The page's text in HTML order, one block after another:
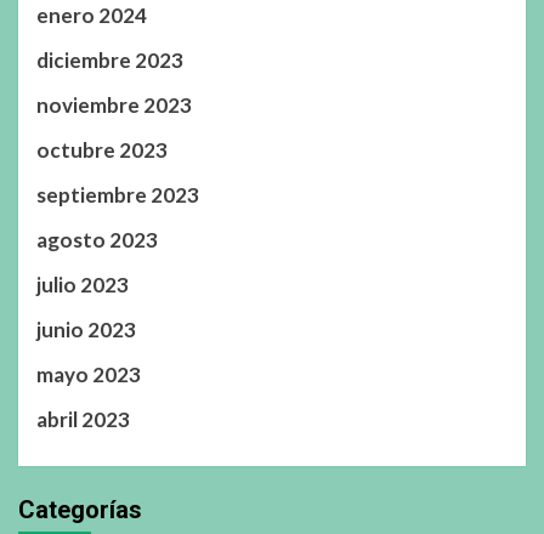
enero 2024
diciembre 2023
noviembre 2023
octubre 2023
septiembre 2023
agosto 2023
julio 2023
junio 2023
mayo 2023
abril 2023
Categorías